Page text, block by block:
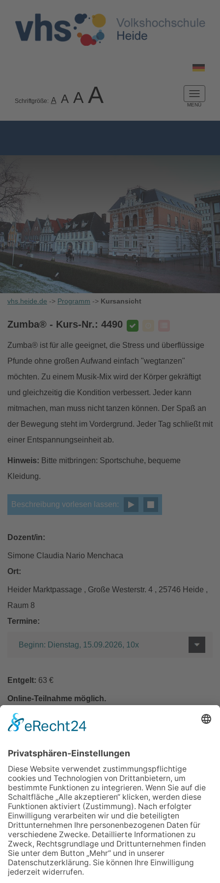
Schriftgröße: A A A A
vhs.heide.de -> Programm -> Kursansicht
Zumba® - Kurs-Nr.: 4490
Zumba® ist für alle geeignet, die Stress und überflüssige
Pfunde ohne großen Aufwand einfach "wegtanzen"
möchten. Zu einem Musik-Mix wird der Körper gekräftigt
und gleichzeitig die Kondition verbessert. Jeder kann
mitmachen, man muss nicht tanzen können. Der Spaß an
der Bewegung steht im Vordergrund. Jeder Tag schließt mit
einer Entspannungseinheit ab.
Hinweis: Bitte mitbringen: Sportschuhe, bequeme
Kleidung.
Beschreibung vorlesen lassen:
Dozent/in:
Simone Claudia Nario Menchaca
Ort:
Heider Marktpassage , Große Westerstr. 4 , 25746 Heide ,
Raum 8
Termine:
Beginn: Dienstag, 15.09.2026, 10x
Entgelt: 63 €
Online-Teilnahme möglich.
Zurück